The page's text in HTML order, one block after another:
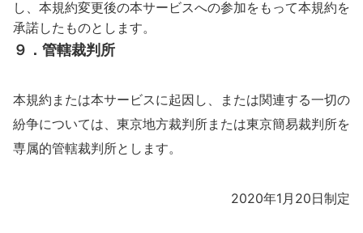
し、本規約変更後の本サービスへの参加をもって本規約を
承諾したものとします。
９．管轄裁判所
本規約または本サービスに起因し、または関連する一切の
紛争については、東京地方裁判所または東京簡易裁判所を
専属的管轄裁判所とします。
2020年1月20日制定